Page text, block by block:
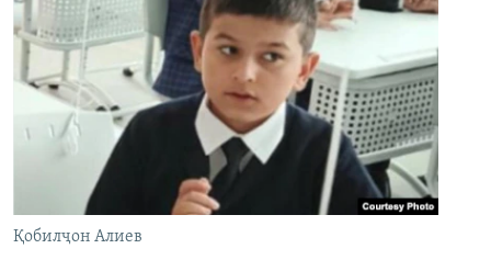
Қобилҷон Алиев